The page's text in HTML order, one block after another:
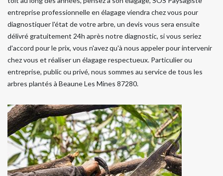
entreprise professionnelle en élagage viendra chez vous pour
diagnostiquer l'état de votre arbre, un devis vous sera ensuite
délivré gratuitement 24h après notre diagnostic, si vous seriez
d'accord pour le prix, vous n'avez qu'à nous appeler pour intervenir
chez vous et réaliser un élagage respectueux. Particulier ou
entreprise, public ou privé, nous sommes au service de tous les
arbres plantés à Beaune Les Mines 87280.